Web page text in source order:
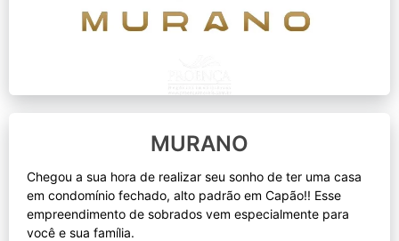
MURANO
Chegou a sua hora de realizar seu sonho de ter uma casa
em condomínio fechado, alto padrão em Capão!! Esse
empreendimento de sobrados vem especialmente para
você e sua família.